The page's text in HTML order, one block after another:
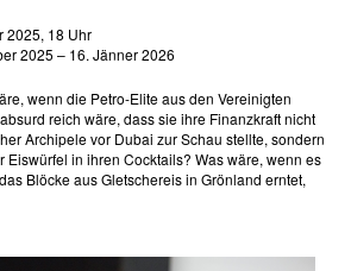
2025, 18 Uhr
2025 – 16. Jänner 2026
wenn die Petro-Elite aus den Vereinigten
reich wäre, dass sie ihre Finanzkraft nicht
Archipele vor Dubai zur Schau stellte, sondern
Eiswürfel in ihren Cocktails? Was wäre, wenn es
Blöcke aus Gletschereis in Grönland erntet,